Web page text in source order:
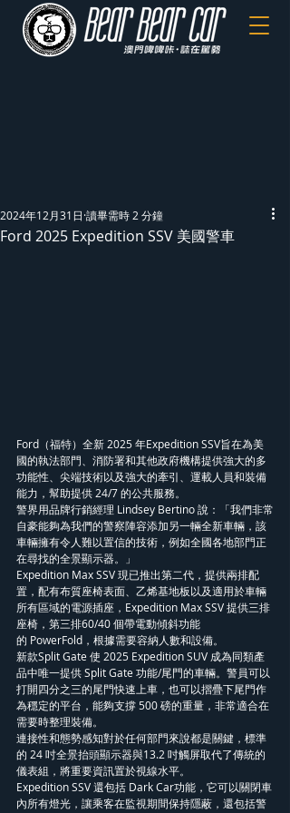
Ford 2025 Expedition SSV 美國警車
2024年12月31日 讀畢需時 2 分鐘
Ford（福特）全新 2025 年Expedition SSV旨在為美
國的執法部門、消防署和其他政府機構提供強大的多
功能性、尖端技術以及強大的牽引、運載人員和裝備
能力，幫助提供 24/7 的公共服務。
警界用品牌行銷經理 Lindsey Bertino 說：「我們非常
自豪能夠為我們的警察陣容添加另一輛全新車輛，該
車輛擁有令人難以置信的技術，例如全國各地部門正
在尋找的全景顯示器。」
Expedition Max SSV 現已推出第二代，提供兩排配
置，配有布質座椅表面、乙烯基地板以及適用於車輛
所有區域的電源插座，Expedition Max SSV 提供三排
座椅，第三排60/40 個帶電動傾斜功能
的 PowerFold，根據需要容納人數和設備。
新款Split Gate 使 2025 Expedition SUV 成為同類產
品中唯一提供 Split Gate 功能/尾門的車輛。警員可以
打開四分之三的尾門快速上車，也可以摺疊下尾門作
為穩定的平台，能夠支撐 500 磅的重量，非常適合在
需要時整理裝備。
連接性和態勢感知對於任何部門來說都是關鍵，標準
的 24 吋全景抬頭顯示器與13.2 吋觸屏取代了傳統的
儀表組，將重要資訊置於視線水平。
Expedition SSV 還包括 Dark Car功能，它可以關閉車
內所有燈光，讓乘客在監視期間保持隱蔽，還包括警